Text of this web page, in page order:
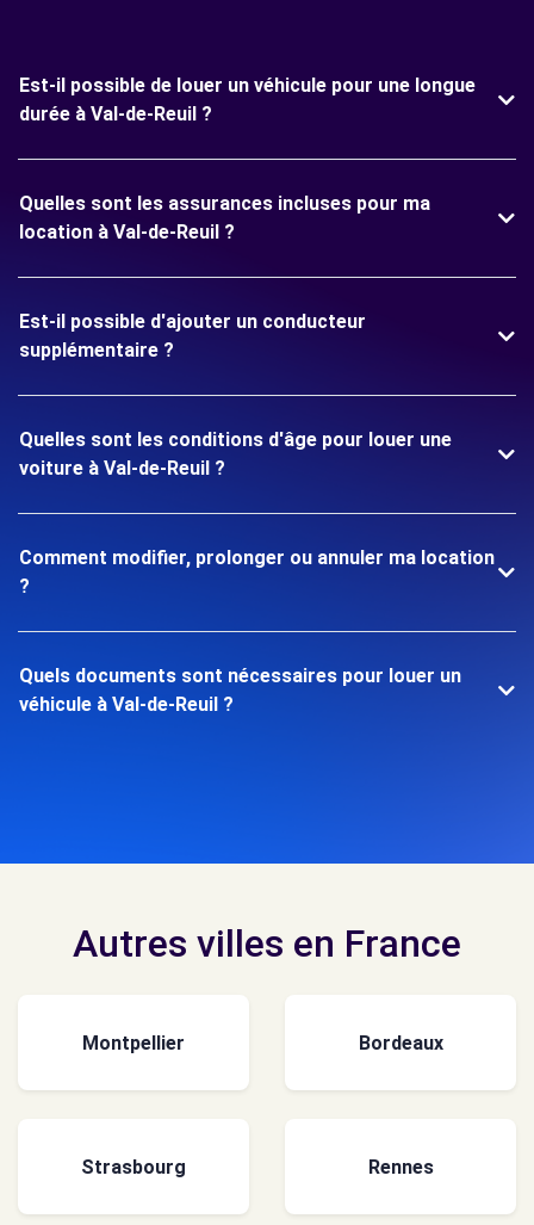
Est-il possible de louer un véhicule pour une longue
durée à Val-de-Reuil ?
Quelles sont les assurances incluses pour ma
location à Val-de-Reuil ?
Est-il possible d'ajouter un conducteur
supplémentaire ?
Quelles sont les conditions d'âge pour louer une
voiture à Val-de-Reuil ?
Comment modifier, prolonger ou annuler ma location
?
Quels documents sont nécessaires pour louer un
véhicule à Val-de-Reuil ?
Autres villes en France
Montpellier Bordeaux
Strasbourg Rennes